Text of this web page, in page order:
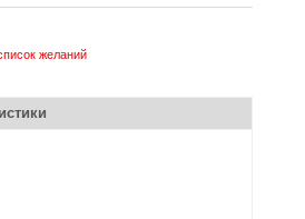
желаний